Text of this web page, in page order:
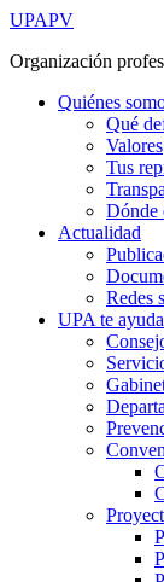
Ir
contenido
UPAPV
Organización
Quiénes
Qué
Valores
Tus
Dónde
Actualidad
Redes
UPA te ayuda